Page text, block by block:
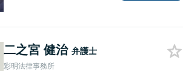
お話をお聞かせください。
【無料駐車場あり】
二之宮 健治 弁護士
彩明法律事務所